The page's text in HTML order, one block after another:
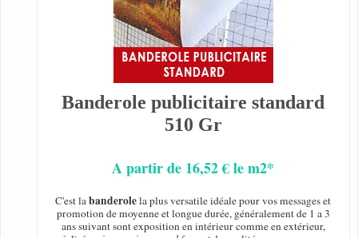
Banderole publicitaire standard
510 Gr
A partir de 16,52 € le m2*
C'est labanderolela plus versatile idéale pour vos messages et
promotion de moyenne et longue durée, généralement de 1 a 3
ans suivant sont exposition en intérieur comme en extérieur,